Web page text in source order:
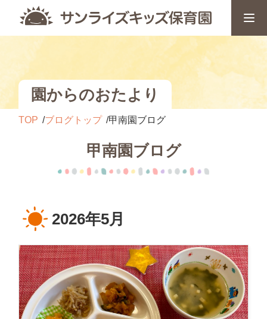
園からのおたより
TOP ブログトップ 甲南園ブログ
甲南園ブログ
2026年5月